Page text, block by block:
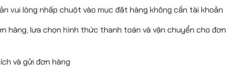
vui lòng nhấp chuột vào mục đặt hàng không cần tài khoản
hàng, lựa chọn hình thức thanh toán và vận chuyển cho đơn
và gửi đơn hàng